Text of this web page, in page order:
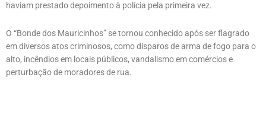
haviam prestado depoimento à polícia pela primeira vez.
O “Bonde dos Mauricinhos” se tornou conhecido após ser flagrado
em diversos atos criminosos, como disparos de arma de fogo para o
alto, incêndios em locais públicos, vandalismo em comércios e
perturbação de moradores de rua.